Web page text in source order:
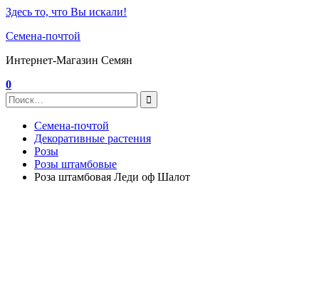
Здесь то, что Вы искали!
Семена-почтой
Интернет-Магазин Семян
0
Семена-почтой
Декоративные растения
Розы
Розы штамбовые
Роза штамбовая Леди оф Шалот